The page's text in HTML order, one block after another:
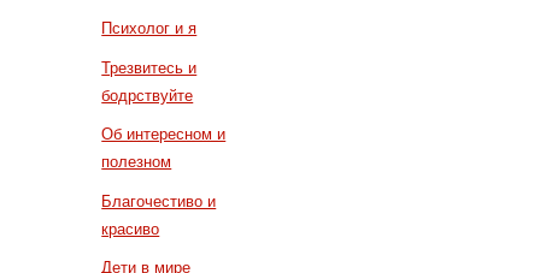
Психолог и я
Трезвитесь и
бодрствуйте
Об интересном и
полезном
Благочестиво и
красиво
Дети в мире